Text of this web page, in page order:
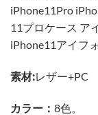
iPhone11Pro
11プロケース ア
iPhone11アイフ
素材:レザー+PC
カラー： 8色。